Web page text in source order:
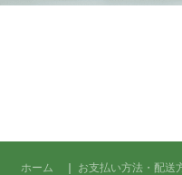
ホーム お支払い方法・配送